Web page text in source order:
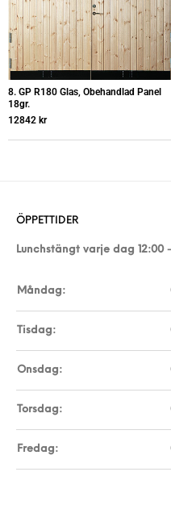
8. GP R180 Glas, Obehandlad Panel
18gr.
12842 kr
ÖPPETTIDER
Lunchstängt varje dag 12:00
Måndag:
Tisdag:
Onsdag:
Torsdag:
Fredag: